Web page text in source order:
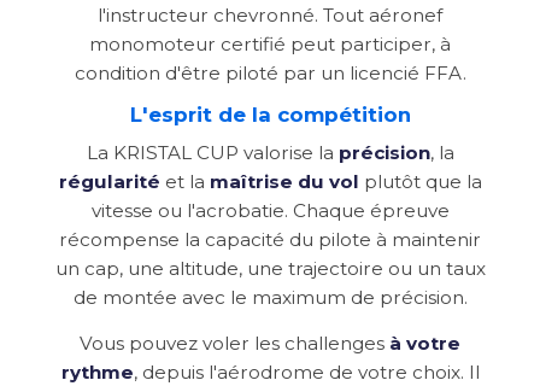
l'instructeur chevronné. Tout aéronef
monomoteur certifié peut participer, à
condition d'être piloté par un licencié FFA.
L'esprit de la compétition
La KRISTAL CUP valorise la précision, la
régularité et la maîtrise du vol plutôt que la
vitesse ou l'acrobatie. Chaque épreuve
récompense la capacité du pilote à maintenir
un cap, une altitude, une trajectoire ou un taux
de montée avec le maximum de précision.
Vous pouvez voler les challenges à votre
rythme, depuis l'aérodrome de votre choix. Il